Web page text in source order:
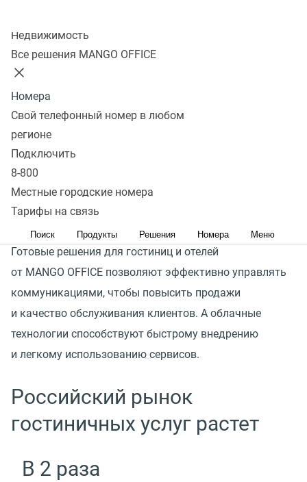
Недвижимость
Все решения MANGO OFFICE
Номера
Свой телефонный номер в любом
регионе
Подключить
8-800
Местные городские номера
Тарифы на связь
Поиск Продукты Решения Номера Меню
В условиях санкций спрос на внутренний туризм
туристических кластеров, и поток туристов
организовать надежную коммуникацию во всех
каналах и оперативно реагировать на запросы
и потребности потенциальных клиентов, чтобы
те не ушли к конкурентам.
Готовые решения для гостиниц и отелей
от MANGO OFFICE позволяют эффективно управлять
коммуникациями, чтобы повысить продажи
и качество обслуживания клиентов. А облачные
технологии способствуют быстрому внедрению
и легкому использованию сервисов.
Российский рынок
гостиничных услуг растет
В 2 раза